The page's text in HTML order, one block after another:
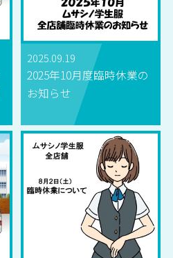
2025.09.19
2025年10月度臨時休業の
お知らせ